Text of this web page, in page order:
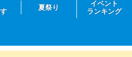
夏祭り
イベント
ランキング